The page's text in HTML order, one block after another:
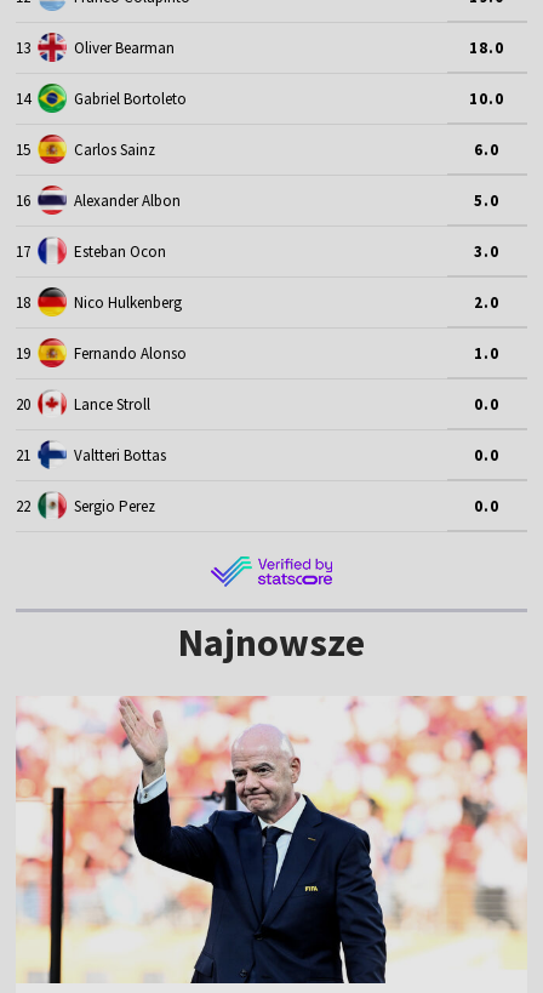
13 Oliver Bearman 18.0
14 Gabriel Bortoleto 10.0
15 Carlos Sainz 6.0
16 Alexander Albon 5.0
17 Esteban Ocon 3.0
18 Nico Hulkenberg 2.0
19 Fernando Alonso 1.0
20 Lance Stroll 0.0
21 Valtteri Bottas 0.0
22 Sergio Perez 0.0
Najnowsze